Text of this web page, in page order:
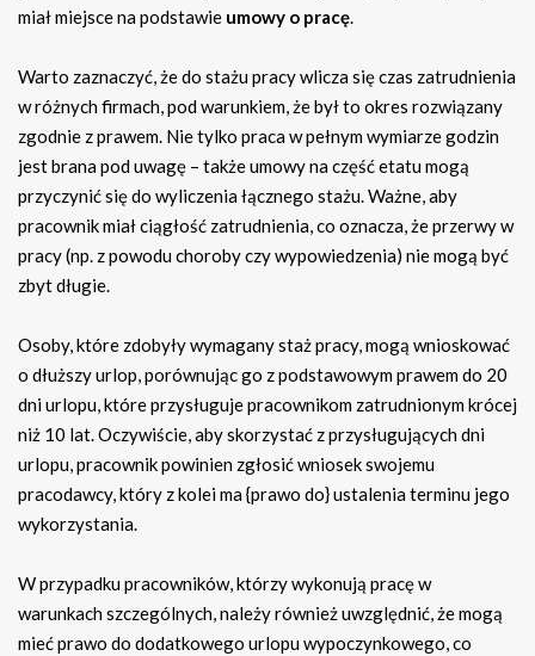
miał miejsce na podstawie umowy o pracę.
Warto zaznaczyć, że do stażu pracy wlicza się czas zatrudnienia
w różnych firmach, pod warunkiem, że był to okres rozwiązany
zgodnie z prawem. Nie tylko praca w pełnym wymiarze godzin
jest brana pod uwagę – także umowy na część etatu mogą
przyczynić się do wyliczenia łącznego stażu. Ważne, aby
pracownik miał ciągłość zatrudnienia, co oznacza, że przerwy w
pracy (np. z powodu choroby czy wypowiedzenia) nie mogą być
zbyt długie.
Osoby, które zdobyły wymagany staż pracy, mogą wnioskować
o dłuższy urlop, porównując go z podstawowym prawem do 20
dni urlopu, które przysługuje pracownikom zatrudnionym krócej
niż 10 lat. Oczywiście, aby skorzystać z przysługujących dni
urlopu, pracownik powinien zgłosić wniosek swojemu
pracodawcy, który z kolei ma {prawo do} ustalenia terminu jego
wykorzystania.
W przypadku pracowników, którzy wykonują pracę w
warunkach szczególnych, należy również uwzględnić, że mogą
mieć prawo do dodatkowego urlopu wypoczynkowego, co